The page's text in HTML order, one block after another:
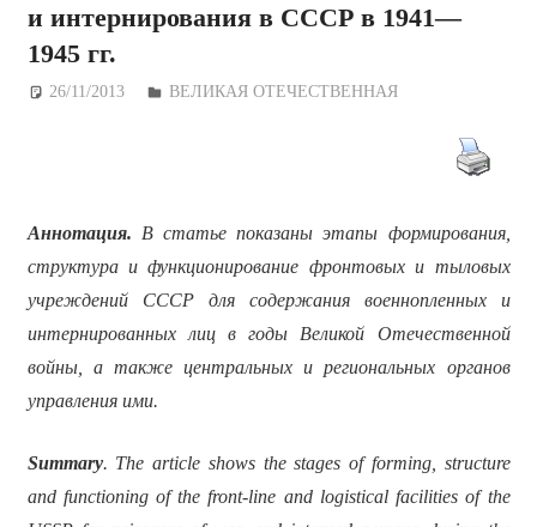
и интернирования в СССР в 1941—
1945 гг.
26/11/2013 Дежурный по Редакции
ВЕЛИКАЯ ОТЕЧЕСТВЕННАЯ
Аннотация. В статье показаны этапы формирования,
структура и функционирование фронтовых и тыловых
учреждений СССР для содержания военнопленных и
интернированных лиц в годы Великой Отечественной
войны, а также центральных и региональных органов
управления ими.
Summary. The article shows the stages of forming, structure
and functioning of the front-line and logistical facilities of the